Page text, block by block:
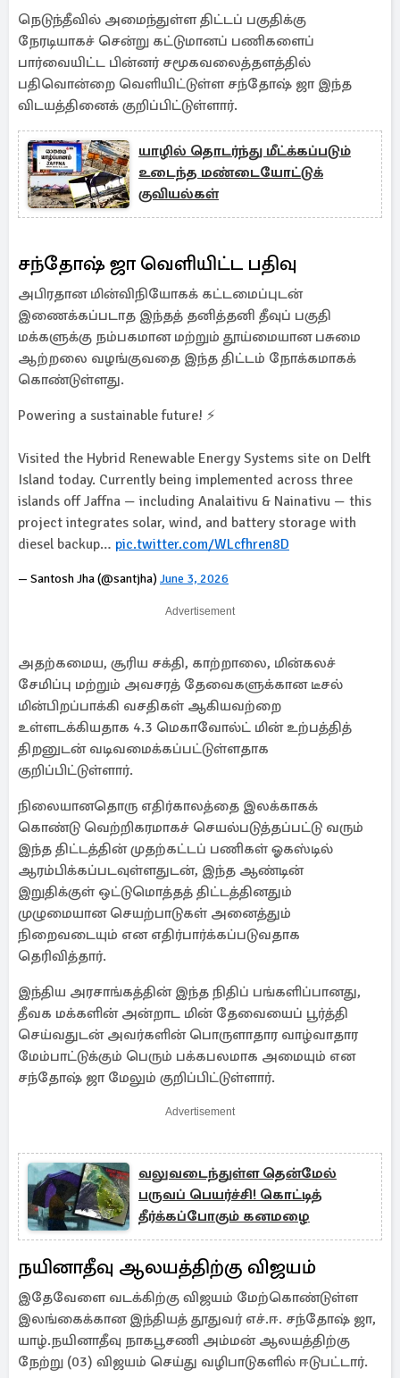
நெடுந்தீவில் அமைந்துள்ள திட்டப் பகுதிக்கு
நேரடியாகச் சென்று கட்டுமானப் பணிகளைப்
பார்வையிட்ட பின்னர் சமூகவலைத்தளத்தில்
பதிவொன்றை வெளியிட்டுள்ள சந்தோஷ் ஜா இந்த
விடயத்தினைக் குறிப்பிட்டுள்ளார்.
யாழில் தொடர்ந்து மீட்க்கப்படும்
உடைந்த மண்டையோட்டுக்
குவியல்கள்
சந்தோஷ் ஜா வெளியிட்ட பதிவு
அபிரதான மின்விநியோகக் கட்டமைப்புடன்
இணைக்கப்படாத இந்தத் தனித்தனி தீவுப் பகுதி
மக்களுக்கு நம்பகமான மற்றும் தூய்மையான பசுமை
ஆற்றலை வழங்குவதை இந்த திட்டம் நோக்கமாகக்
கொண்டுள்ளது.
Powering a sustainable future! ⚡
Visited the Hybrid Renewable Energy Systems site on Delft
Island today. Currently being implemented across three
islands off Jaffna — including Analaitivu & Nainativu — this
project integrates solar, wind, and battery storage with
diesel backup… pic.twitter.com/WLcfhren8D
— Santosh Jha (@santjha) June 3, 2026
Advertisement
அதற்கமைய, சூரிய சக்தி, காற்றாலை, மின்கலச்
சேமிப்பு மற்றும் அவசரத் தேவைகளுக்கான டீசல்
மின்பிறப்பாக்கி வசதிகள் ஆகியவற்றை
உள்ளடக்கியதாக 4.3 மெகாவோல்ட் மின் உற்பத்தித்
திறனுடன் வடிவமைக்கப்பட்டுள்ளதாக
குறிப்பிட்டுள்ளார்.
நிலையானதொரு எதிர்காலத்தை இலக்காகக்
கொண்டு வெற்றிகரமாகச் செயல்படுத்தப்பட்டு வரும்
இந்த திட்டத்தின் முதற்கட்டப் பணிகள் ஓகஸ்டில்
ஆரம்பிக்கப்படவுள்ளதுடன், இந்த ஆண்டின்
இறுதிக்குள் ஒட்டுமொத்தத் திட்டத்தினதும்
முழுமையான செயற்பாடுகள் அனைத்தும்
நிறைவடையும் என எதிர்பார்க்கப்படுவதாக
தெரிவித்தார்.
இந்திய அரசாங்கத்தின் இந்த நிதிப் பங்களிப்பானது,
தீவக மக்களின் அன்றாட மின் தேவையைப் பூர்த்தி
செய்வதுடன் அவர்களின் பொருளாதார வாழ்வாதார
மேம்பாட்டுக்கும் பெரும் பக்கபலமாக அமையும் என
சந்தோஷ் ஜா மேலும் குறிப்பிட்டுள்ளார்.
Advertisement
வலுவடைந்துள்ள தென்மேல்
பருவப் பெயர்ச்சி! கொட்டித்
தீர்க்கப்போகும் கனமழை
நயினாதீவு ஆலயத்திற்கு விஜயம்
இதேவேளை வடக்கிற்கு விஜயம் மேற்கொண்டுள்ள
இலங்கைக்கான இந்தியத் தூதுவர் எச்.ஈ. சந்தோஷ் ஜா,
யாழ்.நயினாதீவு நாகபூசணி அம்மன் ஆலயத்திற்கு
நேற்று (03) விஜயம் செய்து வழிபாடுகளில் ஈடுபட்டார்.